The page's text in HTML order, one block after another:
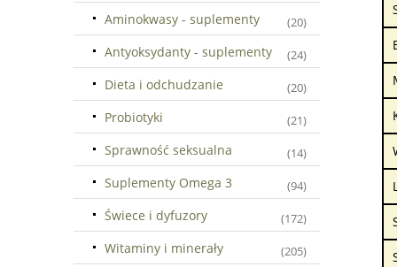
Aminokwasy - suplementy (20)
Antyoksydanty - suplementy (24)
Dieta i odchudzanie (20)
Probiotyki (21)
Sprawność seksualna (14)
Suplementy Omega 3 (94)
Świece i dyfuzory (172)
Witaminy i minerały (205)